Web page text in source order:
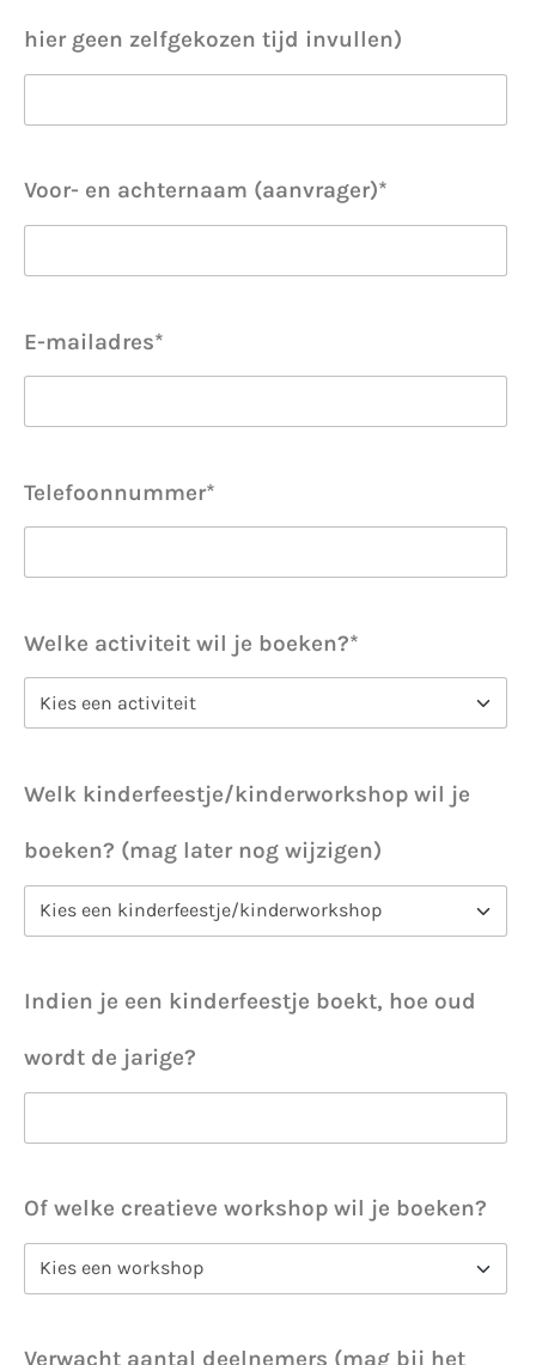
hier geen zelfgekozen tijd invullen)
Voor- en achternaam (aanvrager)*
E-mailadres*
Telefoonnummer*
Welke activiteit wil je boeken?*
Welk kinderfeestje/kinderworkshop wil je
boeken? (mag later nog wijzigen)
Indien je een kinderfeestje boekt, hoe oud
wordt de jarige?
Of welke creatieve workshop wil je boeken?
Verwacht aantal deelnemers (mag bij het